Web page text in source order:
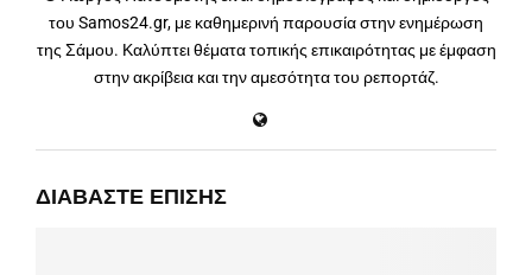
του Samos24.gr, με καθημερινή παρουσία στην ενημέρωση
της Σάμου. Καλύπτει θέματα τοπικής επικαιρότητας με έμφαση
στην ακρίβεια και την αμεσότητα του ρεπορτάζ.
ΔΙΑΒΆΣΤΕ ΕΠΊΣΗΣ